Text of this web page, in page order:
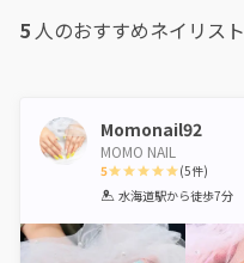
5 人のおすすめネイリスト
Momonail92
MOMO NAIL
5
1 2 3 4 5
(5件)
水海道駅から徒歩7分